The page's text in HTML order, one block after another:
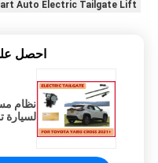
Auto Electric Tailgate Lift
احصل
نظام
لسيارة